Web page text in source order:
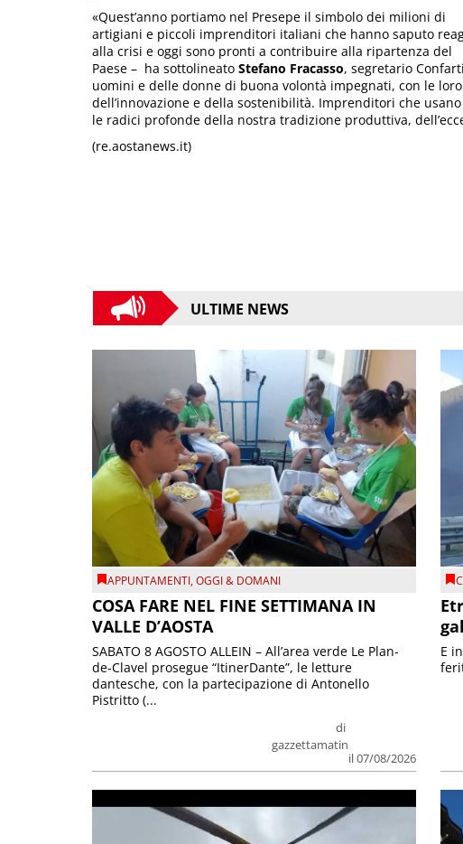
«Quest’anno portiamo nel Presepe il simbolo dei milioni di
artigiani e piccoli imprenditori italiani che hanno saputo
alla crisi e oggi sono pronti a contribuire alla ripartenza del
Paese – ha sottolineato Stefano Fracasso, segretario
uomini e delle donne di buona volontà impegnati, con le
dell’innovazione e della sostenibilità. Imprenditori che
le radici profonde della nostra tradizione produttiva,
(re.aostanews.it)
ULTIME NEWS
APPUNTAMENTI,OGGI & DOMANI
COSA FARE NEL FINE SETTIMANA IN
VALLE D’AOSTA
di
gazzettamatin
il 07/08/2026
SABATO 8 AGOSTO ALLEIN – All’area verde Le Plan-
de-Clavel prosegue “ItinerDante”, le letture
dantesche, con la partecipazione di Antonello
Pistritto (...
E